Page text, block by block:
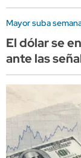
Mayor suba
El dólar se
ante las